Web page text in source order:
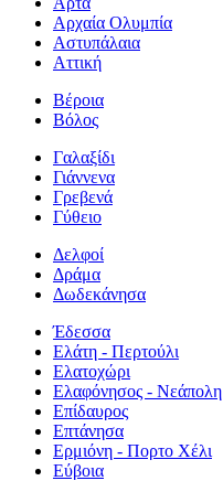
Αρχαία Ολυμπία
Αστυπάλαια
Αττική
Βέροια
Βόλος
Γαλαξίδι
Γιάννενα
Γρεβενά
Γύθειο
Δελφοί
Δράμα
Δωδεκάνησα
Έδεσσα
Ελάτη - Περτούλι
Ελατοχώρι
Ελαφόνησος - Νεάπολη
Επίδαυρος
Επτάνησα
Ερμιόνη - Πορτο Χέλι
Εύβοια